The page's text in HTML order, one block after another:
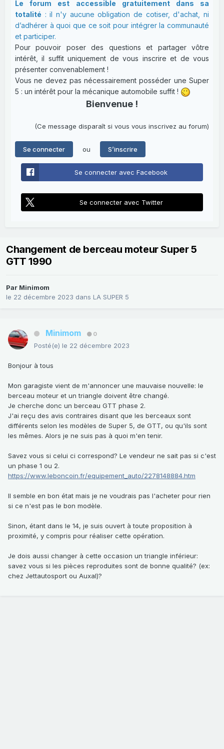
Le forum est accessible gratuitement dans sa
totalité : il n'y aucune obligation de cotiser, d'achat, ni
d’adhérer à quoi que ce soit pour intégrer la communauté
et participer.
Pour pouvoir poser des questions et partager vôtre
intérêt, il suffit uniquement de vous inscrire et de vous
présenter convenablement !
Vous ne devez pas nécessairement posséder une Super
5 : un intérêt pour la mécanique automobile suffit !
Bienvenue !
(Ce message disparaît si vous vous inscrivez au forum)
Se connecter ou S’inscrire
Se connecter avec Facebook
Se connecter avec Twitter
Changement de berceau moteur Super 5
GTT 1990
Par Minimom
le 22 décembre 2023 dans LA SUPER 5
Minimom 0
Posté(e) le 22 décembre 2023
Bonjour à tous
Mon garagiste vient de m'annoncer une mauvaise nouvelle: le
berceau moteur et un triangle doivent être changé.
Je cherche donc un berceau GTT phase 2.
J'ai reçu des avis contraires disant que les berceaux sont
différents selon les modèles de Super 5, de GTT, ou qu'ils sont
les mêmes. Alors je ne suis pas à quoi m'en tenir.
Savez vous si celui ci correspond? Le vendeur ne sait pas si c'est
un phase 1 ou 2.
https://www.leboncoin.fr/equipement_auto/2278148884.htm
Il semble en bon état mais je ne voudrais pas l'acheter pour rien
si ce n'est pas le bon modèle.
Sinon, étant dans le 14, je suis ouvert à toute proposition à
proximité, y compris pour réaliser cette opération.
Je dois aussi changer à cette occasion un triangle inférieur:
savez vous si les pièces reproduites sont de bonne qualité? (ex:
chez Jettautosport ou Auxal)?